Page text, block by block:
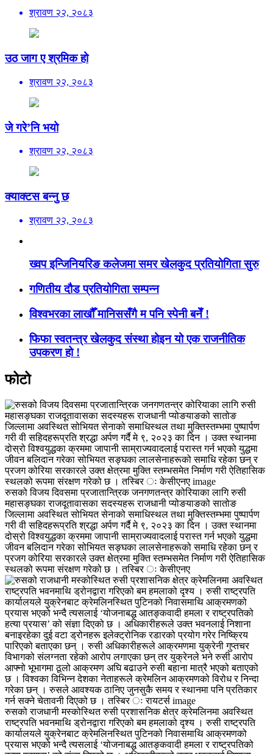
श्रावण २२, २०८३
उठ जाग ए श्रमिक हो
श्रावण २२, २०८३
जे गरे’नि भयो
श्रावण २२, २०८३
क्याक्टस बन्नु छ
श्रावण २२, २०८३
ख्वप इन्जिनियरिङ कलेजमा समर खेलकुद प्रतियोगिता सुरु
गणितीय दौड प्रतियोगिता सम्पन्न
विश्वभरका लाखौँ मानिससँगै म पनि स्पेनी बनेँ !
फिफा स्वतन्त्र खेलकुद संस्था होइन यो एक राजनीतिक
उपकरण हो !
फोटो
रुसको विजय दिवसमा प्रजातान्त्रिक जनगणतन्त्र कोरियाका लागि रुसी
महासङ्घका राजदूतावासका सदस्यहरू राजधानी प्योङयाङको सातोङ
जिल्लामा अवस्थित सोभियत सेनाको समाधिस्थल तथा मुक्तिस्तम्भमा पुष्पार्पण
गरी वी सहिदहरूप्रति श्रद्धा अर्पण गर्दै मे ९, २०२३ का दिन । उक्त स्थानमा
दोस्रो विश्वयुद्धका क्रममा जापानी साम्राज्यवादलाई परास्त गर्न भएको युद्धमा
जीवन बलिदान गरेका सोभियत सङ्घका लालसेनाहरूको समाधि रहेका छन् र
प्रजग कोरिया सरकारले उक्त क्षेत्रमा मुक्ति स्तम्भसमेत निर्माण गरी ऐतिहासिक
स्थलको रूपमा संरक्षण गरेको छ । तस्बिर ः केसीएनए
रुसको राजधानी मस्कोस्थित रुसी प्रशासनिक क्षेत्र क्रेमलिनमा अवस्थित
राष्ट्रपति भवनमाथि ड्रोनद्वारा गरिएको बम हमलाको दृश्य । रुसी राष्ट्रपति
कार्यालयले युक्रेनबाट क्रेमलिनस्थित पुटिनको निवासमाथि आक्रमणको
प्रयास भएको भन्दै त्यसलाई ‘योजनाबद्ध आतङ्कवादी हमला र राष्ट्रपतिको